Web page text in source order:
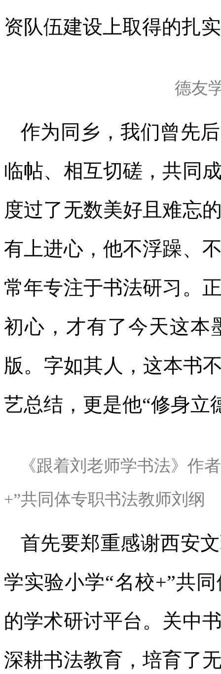
资队伍建设上取得的扎
德友
作为同乡，我们曾先
临帖、相互切磋，共同
度过了无数美好且难忘
有上进心，他不浮躁、
常年专注于书法研习。
初心，才有了今天这本
版。字如其人，这本书
艺总结，更是他“修身立
《跟着刘老师学书法》作
+”共同体专职书法教师刘纲
首先要郑重感谢西安
学实验小学“名校+”共
的学术研讨平台。关中
深耕书法教育，培育了